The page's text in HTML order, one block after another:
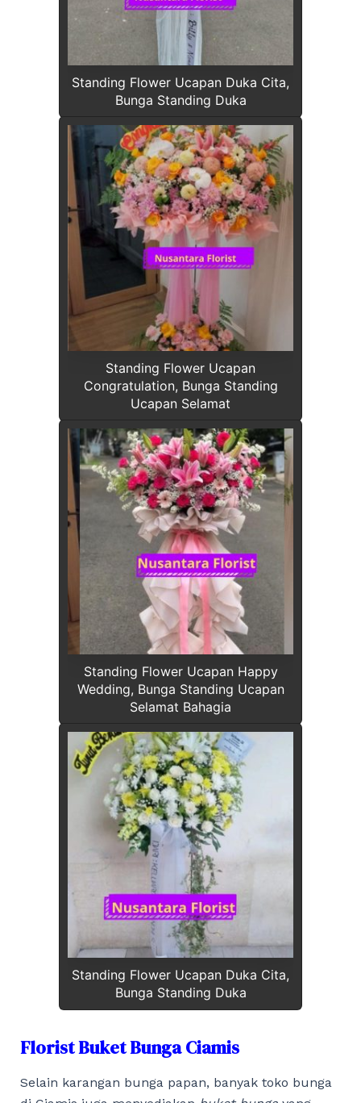
Standing Flower Ucapan Duka Cita,
Bunga Standing Duka
Standing Flower Ucapan
Congratulation, Bunga Standing
Ucapan Selamat
Standing Flower Ucapan Happy
Wedding, Bunga Standing Ucapan
Selamat Bahagia
Standing Flower Ucapan Duka Cita,
Bunga Standing Duka
Florist Buket Bunga Ciamis
Selain karangan bunga papan, banyak toko bunga